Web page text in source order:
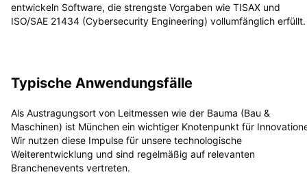
entwickeln Software, die strengste Vorgaben wie TISAX und
ISO/SAE 21434 (Cybersecurity Engineering) vollumfänglich erfüllt.
Typische Anwendungsfälle
Als Austragungsort von Leitmessen wie der Bauma (Bau &
Maschinen) ist München ein wichtiger Knotenpunkt für
Wir nutzen diese Impulse für unsere technologische
Weiterentwicklung und sind regelmäßig auf relevanten
Branchenevents vertreten.